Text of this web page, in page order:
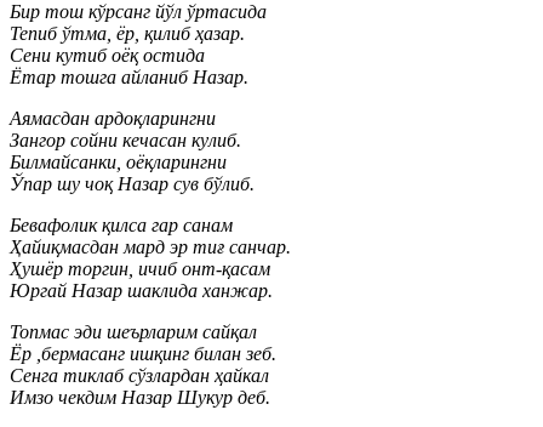
Бир тош кўрсанг йўл ўртасида
Тепиб ўтма, ёр, қилиб ҳазар.
Сени кутиб оёқ остида
Ётар тошга айланиб Назар.
Аямасдан ардоқларингни
Зангор сойни кечасан кулиб.
Билмайсанки, оёқларингни
Ўпар шу чоқ Назар сув бўлиб.
Бевафолик қилса гар санам
Ҳайиқмасдан мард эр тиғ санчар.
Ҳушёр торгин, ичиб онт-қасам
Юргай Назар шаклида ханжар.
Топмас эди шеърларим сайқал
Ёр ,бермасанг ишқинг билан зеб.
Сенга тиклаб сўзлардан ҳайкал
Имзо чекдим Назар Шукур деб.